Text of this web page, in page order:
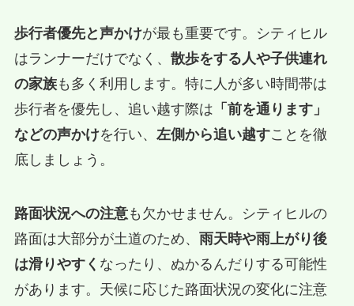
歩行者優先と声かけが最も重要です。シティヒル
はランナーだけでなく、 散歩をする人や子供連れ
の家族も多く利用します。特に人が多い時間帯は
歩行者を優先し、追い越す際は 「前を通ります」
などの声かけを行い、 左側から追い越すことを徹
底しましょう。
路面状況への注意も欠かせません。シティヒルの
路面は大部分が土道のため、 雨天時や雨上がり後
は滑りやすく なったり、ぬかるんだりする可能性
があります。天候に応じた路面状況の変化に注意